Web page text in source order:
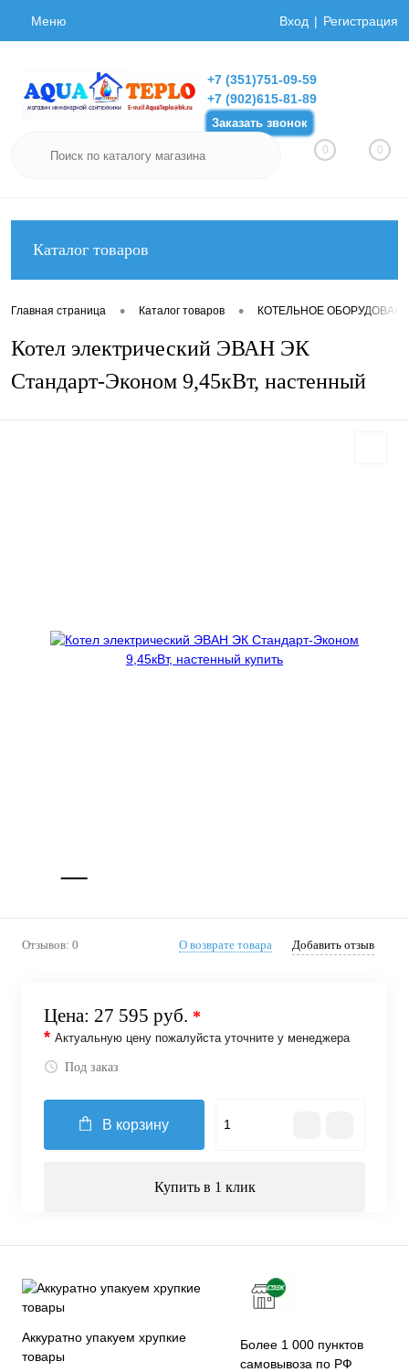
Меню Вход Регистрация
+7 (351)751-09-59
+7 (902)615-81-89
Заказать звонок
0 0
Каталог товаров
Главная страница • Каталог товаров • КОТЕЛЬНОЕ
Котел электрический ЭВАН ЭК
Стандарт-Эконом 9,45кВт, настенный
Отзывов: 0 О возврате товара Добавить отзыв
Цена: 27 595 руб. *
* Актуальную цену пожалуйста уточните у менеджера
Под заказ
В корзину
Купить в 1 клик
Аккуратно упакуем хрупкие
товары
Более 1 000 пунктов
самовывоза по РФ